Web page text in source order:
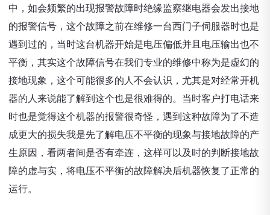
中，如会频繁的出现报警故障时绝缘监察继电器会发出接地
的报警信号，这个故障之前在维修一台西门子伺服器时也是
遇到过的，当时这台机器开始是电压偏低并且电压输出也不
平衡，其实这个故障信号在我们专业的维修中称为是虚幻的
接地现象，这个可能很多的人不会认识，尤其是对经常开机
器的人来说能了解到这个也是很难得的。当时客户打电话来
时也是觉得这个机器的报警很奇怪，遇到这种故障为了不造
成更大的损失我是先了解电压不平衡的现象与接地故障的产
生原因，看两者间是否有牵连，这样可以及时的判断接地故
障的虚与实，将电压不平衡的故障解决后机器恢复了正常的
运行。